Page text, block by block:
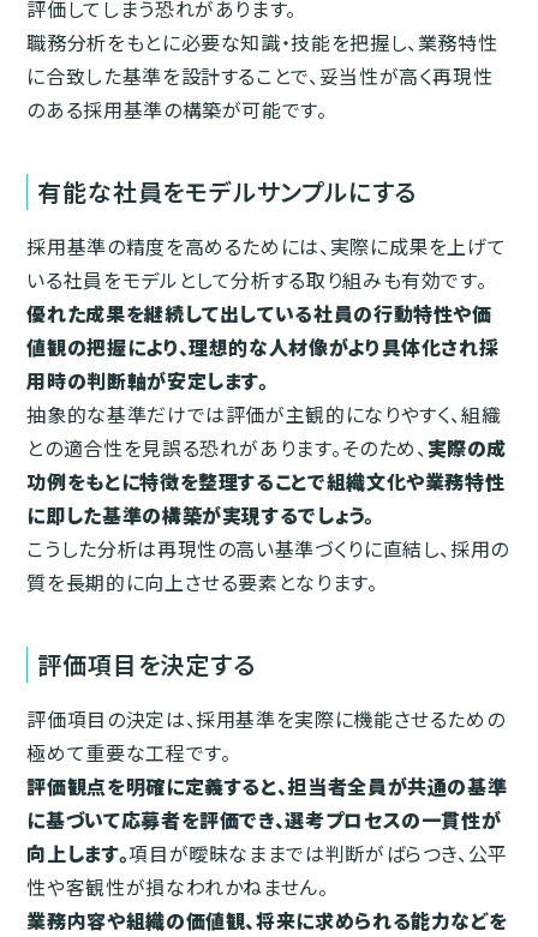
評価してしまう恐れがあります。
職務分析をもとに必要な知識・技能を把握し、業務特性
に合致した基準を設計することで、妥当性が高く再現性
のある採用基準の構築が可能です。
有能な社員をモデルサンプルにする
採用基準の精度を高めるためには、実際に成果を上げて
いる社員をモデルとして分析する取り組みも有効です。
優れた成果を継続して出している社員の行動特性や価
値観の把握により、理想的な人材像がより具体化され採
用時の判断軸が安定します。
抽象的な基準だけでは評価が主観的になりやすく、組織
との適合性を見誤る恐れがあります。そのため、実際の成
功例をもとに特徴を整理することで組織文化や業務特性
に即した基準の構築が実現するでしょう。
こうした分析は再現性の高い基準づくりに直結し、採用の
質を長期的に向上させる要素となります。
評価項目を決定する
評価項目の決定は、採用基準を実際に機能させるための
極めて重要な工程です。
評価観点を明確に定義すると、担当者全員が共通の基準
に基づいて応募者を評価でき、選考プロセスの一貫性が
向上します。項目が曖昧なままでは判断がばらつき、公平
性や客観性が損なわれかねません。
業務内容や組織の価値観、将来に求められる能力などを